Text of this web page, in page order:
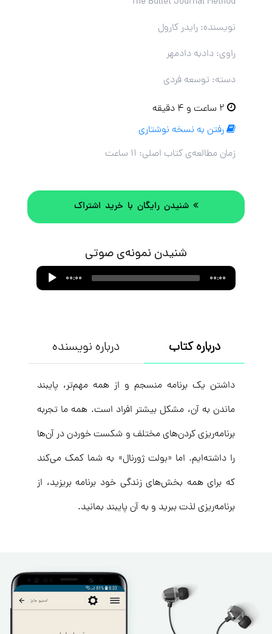
نویسنده: رایدر کارول
راوی: دادبه دادمهر
دسته: توسعه فردی
رفتن به نسخه نوشتاری
زمان مطالعه‌ی کتاب اصلی: ۱۱ ساعت
شنیدن رایگان با خرید اشتراک
شنیدن نمونه‌ی صوتی
Audio
Player
00:00 00:00
درباره کتاب درباره نویسنده
داشتن یک برنامه منسجم و از همه مهم‌تر، پایبند
ماندن به آن، مشکل بیشتر افراد است. همه ما تجربه
برنامه‌ریزی‌ کردن‌های مختلف و شکست خوردن در آن‌ها
را داشته‌ایم. اما «بولت ژورنال» به شما کمک می‌کند
که برای همه بخش‌های زندگی خود برنامه بریزید، از
برنامه‌ریزی لذت ببرید و به آن پایبند بمانید.